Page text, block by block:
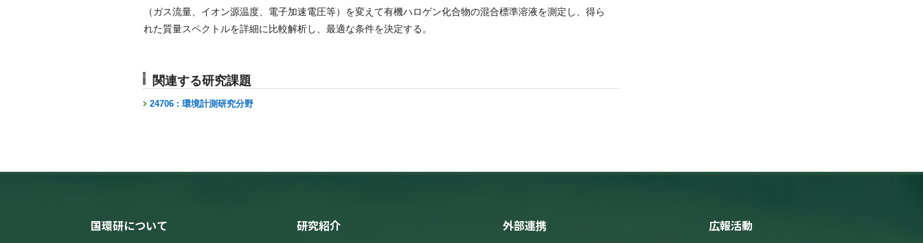
（ガス流量、イオン源温度、電子加速電圧等）を変えて有機ハロゲン化合物の混合標準溶液を測定し、得ら
れた質量スペクトルを詳細に比較解析し、最適な条件を決定する。
関連する研究課題
24706 : 環境計測研究分野
国環研について 研究紹介 外部連携 広報活動